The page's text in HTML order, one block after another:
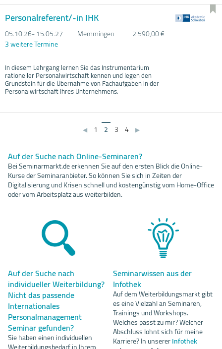
Personalreferent/-in IHK
05.10.26- 15.05.27 Memmingen
2.590,00 €
3 weitere Termine
In diesem Lehrgang lernen Sie das Instrumentarium
rationeller Personalwirtschaft kennen und legen den
Grundstein für die Übernahme von Fachaufgaben in der
Personalwirtschaft Ihres Unternehmens.
◀ 1 2 3 4 ▶
Auf der Suche nach Online-Seminaren?
Bei Seminarmarkt.de erkennen Sie auf den ersten Blick die Online-
Kurse der Seminaranbieter. So können Sie sich in Zeiten der
Digitalisierung und Krisen schnell und kostengünstig vom Home-Office
oder vom Arbeitsplatz aus weiterbilden.
Auf der Suche nach
individueller Weiterbildung?
Nicht das passende
Internationales
Personalmanagement
Seminar gefunden?
Sie haben einen individuellen
Seminarwissen aus der
Infothek
Auf dem Weiterbildungsmarkt gibt
es eine Vielzahl an Seminaren,
Trainings und Workshops.
Welches passt zu mir? Welcher
Abschluss lohnt sich für meine
Karriere? In unsererInfothek